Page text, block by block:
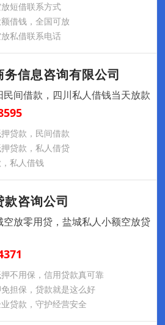
短借联系方式
借钱，全国可放
私借联系电话
信息咨询有限公司
间借款，四川私人借钱当天放款
贷款，民间借款
贷款，私人借贷
私人借钱
咨询公司
放零用贷，盐城私人小额空放贷
不用保，信用贷款真可靠
担保，贷款就是这么好
贷款，守护经营安全